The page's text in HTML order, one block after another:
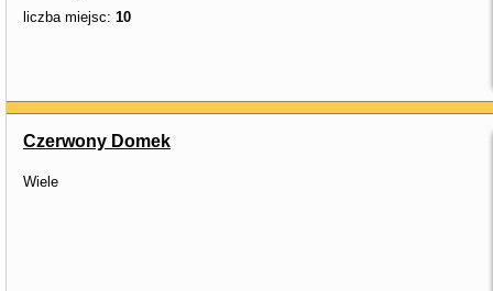
liczba miejsc: 10
Czerwony Domek
Wiele